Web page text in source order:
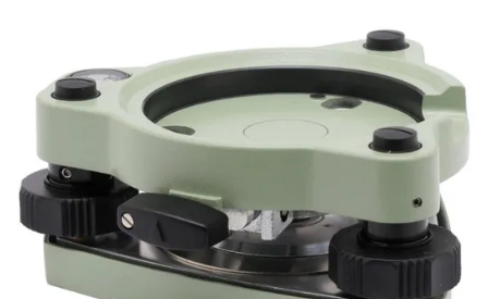
ΑΠΌΣΠΑΣΜΑ
SITEMAP
PRIVACY
POLICY